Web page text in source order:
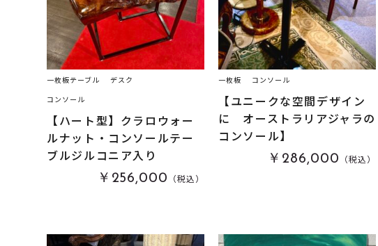
一枚板テーブル
デスク
コンソール
【ハート型】クラロウォー
ルナット・コンソールテー
ブルジルコニア入り
￥256,000 （税込）
一枚板 コンソール
【ユニークな空間デザイン
に オーストラリアジャラの
コンソール】
￥286,000 （税込）